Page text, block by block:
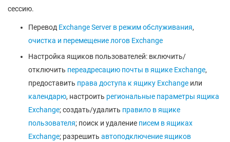
сессию.
Перевод Exchange Server в режим обслуживания,
очистка и перемещение логов Exchange
Настройка ящиков пользователей: включить/
отключить переадресацию почты в ящике Exchange,
предоставить права доступа к ящику Exchange или
календарю, настроить региональные параметры ящика
Exchange; создать/удалить правило в ящике
пользователя; поиск и удаление писем в ящиках
Exchange; разрешить автоподключение ящиков